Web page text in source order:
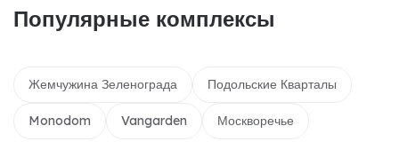
Популярные комплексы
Жемчужина Зеленограда Подольские Кварталы
Monodom Vangarden Москворечье